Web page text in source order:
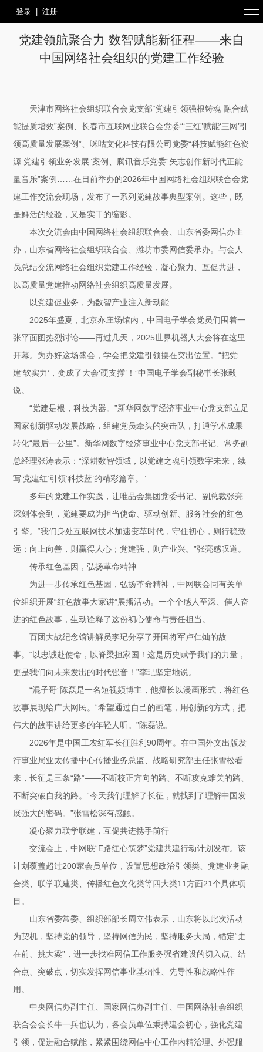
登录| 注册
党建领航聚合力 数智赋能新征程——来自
中国网络社会组织的党建工作经验
天津市网络社会组织联合会党支部“党建引领强根铸魂 融合赋
能提质增效”案例、长春市互联网业联合会党委“‘三红’赋能‘三网’引
领高质量发展案例”、咪咕文化科技有限公司党委“科技赋能红色资
源 党建引领业务发展”案例、腾讯音乐党委“矢志创作新时代正能
量音乐”案例……在日前举办的2026年中国网络社会组织联合会党
建工作交流会现场，发布了一系列党建故事典型案例。这些，既
是鲜活的经验，又是实干的缩影。
本次交流会由中国网络社会组织联合会、山东省委网信办主
办，山东省网络社会组织联合会、潍坊市委网信委承办。与会人
员总结交流网络社会组织党建工作经验，凝心聚力、互促共进，
以高质量党建推动网络社会组织高质量发展。
以党建促业务，为数智产业注入新动能
2025年盛夏，北京亦庄场馆内，中国电子学会党员们围着一
张平面图热烈讨论——再过几天，2025世界机器人大会将在这里
开幕。为办好这场盛会，学会把党建引领摆在突出位置。“把党
建‘软实力’，变成了大会‘硬支撑’！”中国电子学会副秘书长张毅
说。
“党建是根，科技为器。”新华网数字经济事业中心党支部立足
国家创新驱动发展战略，组建党员牵头的突击队，打通学术成果
转化“最后一公里”。新华网数字经济事业中心党支部书记、常务副
总经理张涛表示：“深耕数智领域，以党建之魂引领数字未来，续
写‘党建红’引领‘科技蓝’的精彩篇章。”
多年的党建工作实践，让唯品会集团党委书记、副总裁张亮
深刻体会到，党建要成为担当使命、驱动创新、服务社会的红色
引擎。“我们身处互联网技术加速变革时代，守住初心，则行稳致
远；向上向善，则赢得人心；党建强，则产业兴。”张亮感叹道。
传承红色基因，弘扬革命精神
为进一步传承红色基因，弘扬革命精神，中网联会同有关单
位组织开展“红色故事大家讲”展播活动。一个个感人至深、催人奋
进的红色故事，生动诠释了这份初心使命与责任担当。
百团大战纪念馆讲解员李玘分享了开国将军卢仁灿的故
事。“以忠诚赴使命，以脊梁担家国！这是历史赋予我们的力量，
更是我们向未来发出的时代强音！”李玘坚定地说。
“混子哥”陈磊是一名短视频博主，他擅长以漫画形式，将红色
故事展现给广大网民。“希望通过自己的画笔，用创新的方式，把
伟大的故事讲给更多的年轻人听。”陈磊说。
2026年是中国工农红军长征胜利90周年。在中国外文出版发
行事业局亚太传播中心传播业务总监、战略研究部主任张雪松看
来，长征是三条“路”——不断校正方向的路、不断攻克难关的路、
不断突破自我的路。“今天我们理解了长征，就找到了理解中国发
展强大的密码。”张雪松深有感触。
凝心聚力联学联建，互促共进携手前行
交流会上，中网联“E路红心筑梦”党建共建行动计划发布。该
计划覆盖超过200家会员单位，设置思想政治引领类、党建业务融
合类、联学联建类、传播红色文化类等四大类11方面21个具体项
目。
山东省委常委、组织部部长周立伟表示，山东将以此次活动
为契机，坚持党的领导，坚持网信为民，坚持服务大局，锚定“走
在前、挑大梁”，进一步找准网信工作服务强省建设的切入点、结
合点、突破点，切实发挥网信事业基础性、先导性和战略性作
用。
中央网信办副主任、国家网信办副主任、中国网络社会组织
联合会会长牛一兵也认为，各会员单位秉持建会初心，强化党建
引领，促进融合赋能，紧紧围绕网信中心工作内精治理、外强服